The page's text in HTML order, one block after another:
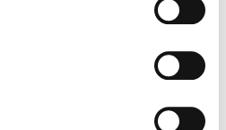
Kinderärztin schon vor der